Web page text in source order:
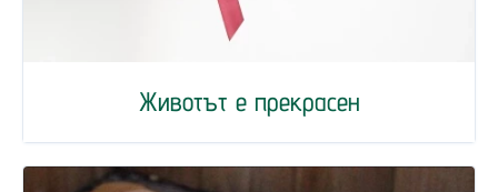
Животът е прекрасен